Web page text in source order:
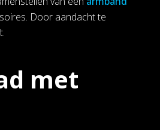
Door aandacht te
met